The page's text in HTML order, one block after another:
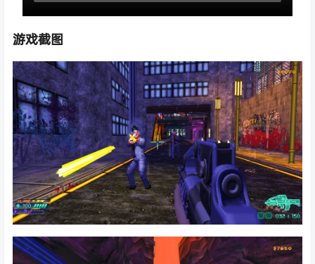
游戏截图